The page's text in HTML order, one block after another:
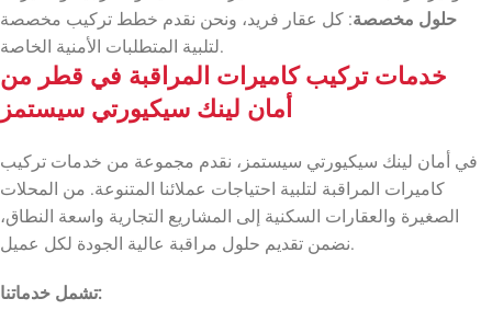
حلول مخصصة: كل عقار فريد، ونحن نقدم خطط تركيب مخصصة
لتلبية المتطلبات الأمنية الخاصة.
خدمات تركيب كاميرات المراقبة في قطر من
أمان لينك سيكيورتي سيستمز
في أمان لينك سيكيورتي سيستمز، نقدم مجموعة من خدمات تركيب
كاميرات المراقبة لتلبية احتياجات عملائنا المتنوعة. من المحلات
الصغيرة والعقارات السكنية إلى المشاريع التجارية واسعة النطاق،
نضمن تقديم حلول مراقبة عالية الجودة لكل عميل.
تشمل خدماتنا: